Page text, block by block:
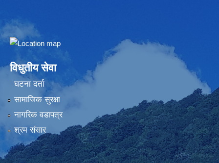
Embed Google Map
विधुतीय सेवा
घटना दर्ता
सामाजिक सुरक्षा
नागरिक वडापत्र
श्रम संसार